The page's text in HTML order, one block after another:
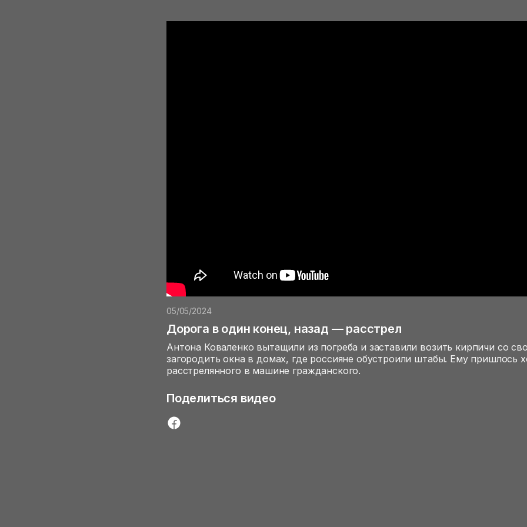
05/05/2024
Дорога в один конец, назад — расстрел
Антона Коваленко вытащили из погреба и заставили возить кирпичи со
загородить окна в домах, где россияне обустроили штабы. Ему пришлось
расстрелянного в машине гражданского.
Поделиться видео